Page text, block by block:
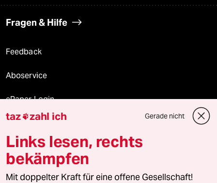
Fragen & Hilfe
Feedback
Aboservice
ePaper Login
Downloads für Abonnierende
© 2026 taz Verlags und Vertriebs GmbH
Alle Rechte vorbehalten. Bei rechtlichen Fragen oder für Genehmigungen
taz zahl ich Gerade nicht
Links lesen, rechts
bekämpfen
Mit doppelter Kraft für eine offene Gesellschaft!